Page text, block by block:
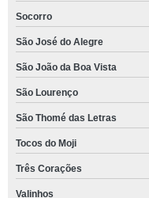
Socorro
São José do Alegre
São João da Boa Vista
São Lourenço
São Thomé das Letras
Tocos do Moji
Três Corações
Valinhos